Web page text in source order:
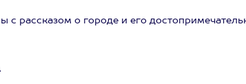
рассказом о городе и его